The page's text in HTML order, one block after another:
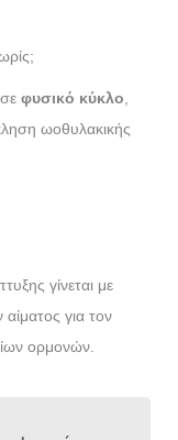
φυσικό κύκλο
ωοθυλακικής
γίνεται με
για τον
ορμονών.